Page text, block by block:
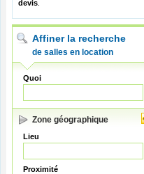
devis
Affiner la recherche
de salles en location
Quoi
Zone géographique
Lieu
Proximité